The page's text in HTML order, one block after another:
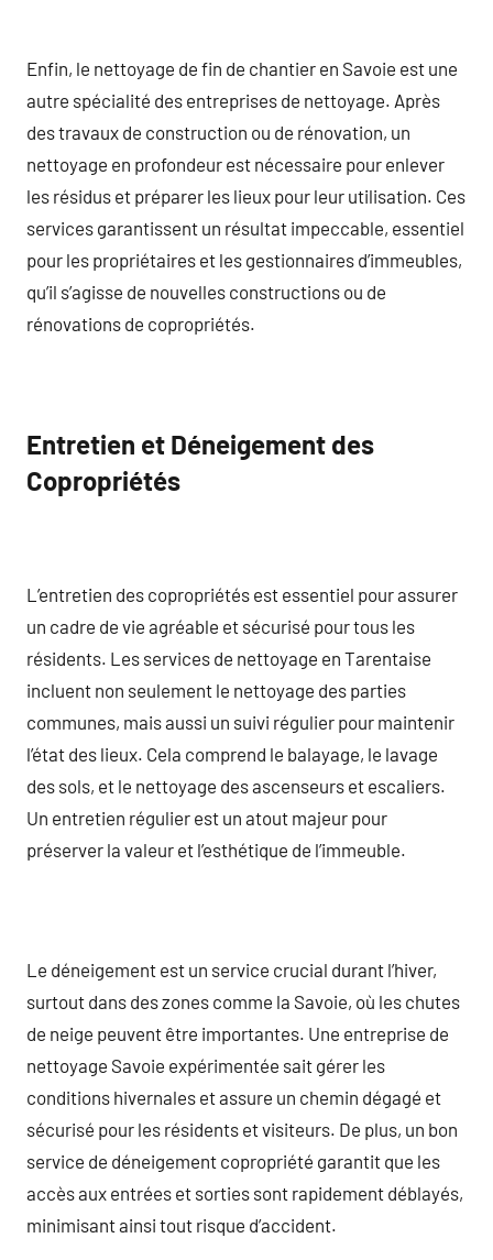
Enfin, le nettoyage de fin de chantier en Savoie est une
autre spécialité des entreprises de nettoyage. Après
des travaux de construction ou de rénovation, un
nettoyage en profondeur est nécessaire pour enlever
les résidus et préparer les lieux pour leur utilisation. Ces
services garantissent un résultat impeccable, essentiel
pour les propriétaires et les gestionnaires d’immeubles,
qu’il s’agisse de nouvelles constructions ou de
rénovations de copropriétés.
Entretien et Déneigement des
Copropriétés
L’entretien des copropriétés est essentiel pour assurer
un cadre de vie agréable et sécurisé pour tous les
résidents. Les services de nettoyage en Tarentaise
incluent non seulement le nettoyage des parties
communes, mais aussi un suivi régulier pour maintenir
l’état des lieux. Cela comprend le balayage, le lavage
des sols, et le nettoyage des ascenseurs et escaliers.
Un entretien régulier est un atout majeur pour
préserver la valeur et l’esthétique de l’immeuble.
Le déneigement est un service crucial durant l’hiver,
surtout dans des zones comme la Savoie, où les chutes
de neige peuvent être importantes. Une entreprise de
nettoyage Savoie expérimentée sait gérer les
conditions hivernales et assure un chemin dégagé et
sécurisé pour les résidents et visiteurs. De plus, un bon
service de déneigement copropriété garantit que les
accès aux entrées et sorties sont rapidement déblayés,
minimisant ainsi tout risque d’accident.